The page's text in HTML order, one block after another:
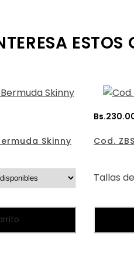
ESTOS
Skinny
Bs.
Cod.
Tallas